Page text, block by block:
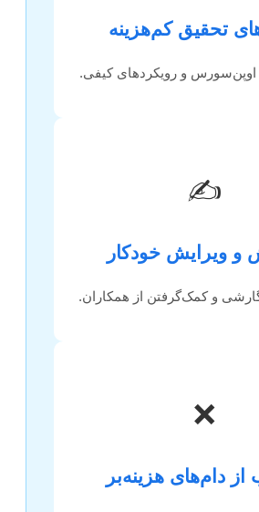
تحقیق کم‌هزینه
اوپن‌سورس و رویکردهای کیفی.
✍️
و ویرایش خودکار
و کمک‌گرفتن از همکاران.
❌
از دام‌های هزینه‌بر